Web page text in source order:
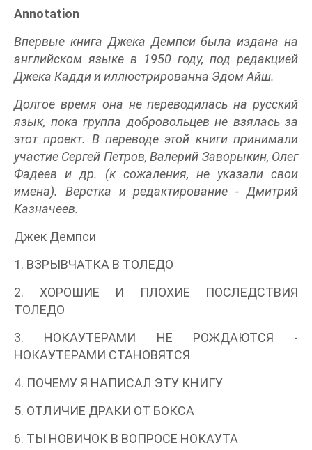
Annotation
Впервые книга Джека Демпси была издана на
английском языке в 1950 году, под редакцией
Джека Кадди и иллюстрированна Эдом Айш.
Долгое время она не переводилась на русский
язык, пока группа добровольцев не взялась за
этот проект. В переводе этой книги принимали
участие Сергей Петров, Валерий Заворыкин, Олег
Фадеев и др. (к сожаления, не указали свои
имена). Верстка и редактирование - Дмитрий
Казначеев.
Джек Демпси
1. ВЗРЫВЧАТКА В ТОЛЕДО
2. ХОРОШИЕ И ПЛОХИЕ ПОСЛЕДСТВИЯ
ТОЛЕДО
3. НОКАУТЕРАМИ НЕ РОЖДАЮТСЯ -
НОКАУТЕРАМИ СТАНОВЯТСЯ
4. ПОЧЕМУ Я НАПИСАЛ ЭТУ КНИГУ
5. ОТЛИЧИЕ ДРАКИ ОТ БОКСА
6. ТЫ НОВИЧОК В ВОПРОСЕ НОКАУТА